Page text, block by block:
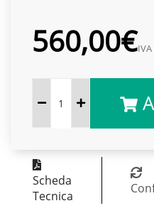
560,00€
Scheda
Tecnica